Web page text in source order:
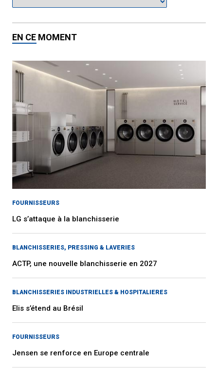
EN CE MOMENT
FOURNISSEURS
LG s’attaque à la blanchisserie
BLANCHISSERIES, PRESSING & LAVERIES
ACTP, une nouvelle blanchisserie en 2027
BLANCHISSERIES INDUSTRIELLES & HOSPITALIERES
Elis s’étend au Brésil
FOURNISSEURS
Jensen se renforce en Europe centrale